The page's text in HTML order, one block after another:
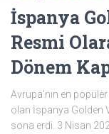
İspanya
Resmi
Dönem
Avrupa’nın en
olan İspanya Golden
sona erdi. 3 Nisan